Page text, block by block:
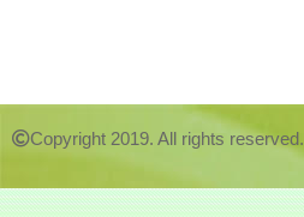
Copyright 2019. All rights reserved.